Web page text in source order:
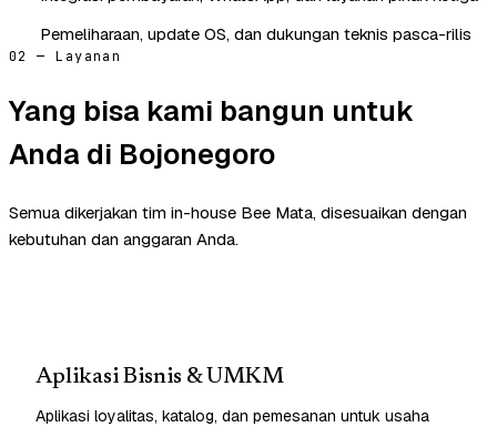
Pemeliharaan, update OS, dan dukungan teknis pasca-rilis
02 — Layanan
Yang bisa kami bangun untuk
Anda di Bojonegoro
Semua dikerjakan tim in-house Bee Mata, disesuaikan dengan
kebutuhan dan anggaran Anda.
Aplikasi Bisnis & UMKM
Aplikasi loyalitas, katalog, dan pemesanan untuk usaha